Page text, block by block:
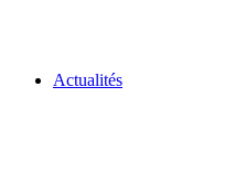
Actualités